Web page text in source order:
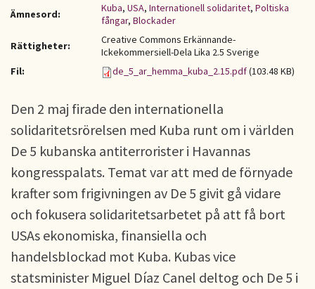
Ämnesord:
Kuba, USA, Internationell solidaritet, Poltiska
fångar, Blockader
Rättigheter:
Creative Commons Erkännande-
Ickekommersiell-Dela Lika 2.5 Sverige
Fil:
de_5_ar_hemma_kuba_2.15.pdf(103.48 KB)
Den 2 maj firade den internationella
solidaritetsrörelsen med Kuba runt om i världen
De 5 kubanska antiterrorister i Havannas
kongresspalats. Temat var att med de förnyade
krafter som frigivningen av De 5 givit gå vidare
och fokusera solidaritetsarbetet på att få bort
USAs ekonomiska, finansiella och
handelsblockad mot Kuba. Kubas vice
statsminister Miguel Díaz Canel deltog och De 5 i